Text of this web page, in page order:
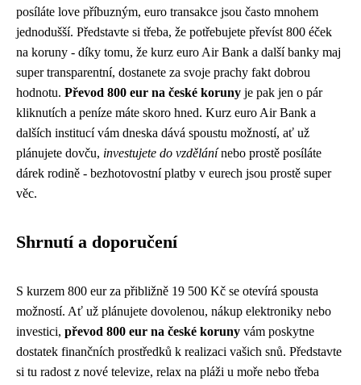
posíláte love příbuzným, euro transakce jsou často mnohem
jednodušší. Představte si třeba, že potřebujete převíst 800 éček
na koruny - díky tomu, že kurz euro Air Bank a další banky maj
super transparentní, dostanete za svoje prachy fakt dobrou
hodnotu. Převod 800 eur na české koruny je pak jen o pár
kliknutích a peníze máte skoro hned. Kurz euro Air Bank a
dalších institucí vám dneska dává spoustu možností, ať už
plánujete dovču, investujete do vzdělánínebo prostě posíláte
dárek rodině - bezhotovostní platby v eurech jsou prostě super
věc.
Shrnutí a doporučení
S kurzem 800 eur za přibližně 19 500 Kč se otevírá spousta
možností. Ať už plánujete dovolenou, nákup elektroniky nebo
investici, převod 800 eur na české koruny vám poskytne
dostatek finančních prostředků k realizaci vašich snů. Představte
si tu radost z nové televize, relax na pláži u moře nebo třeba